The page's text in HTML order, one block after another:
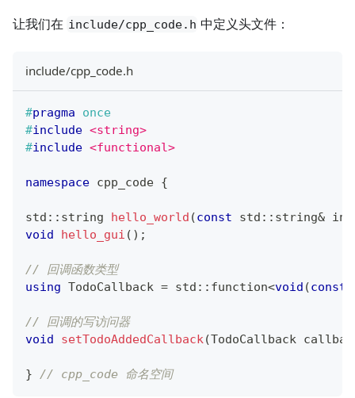
让我们在 include/cpp_code.h 中定义头文件：
include/cpp_code.h
#pragma
once
#include <string>
#include <functional>
namespace cpp_code {
std :: string hello_world (const std :: string&
void
hello_gui ( ) ;
// 回调函数类型
using TodoCallback = std :: function<void (const
// 回调的写访问器
void
setTodoAddedCallback(TodoCallback
} // cpp_code 命名空间